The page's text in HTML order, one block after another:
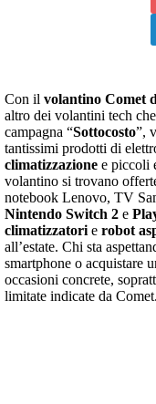
Con il volantino Comet
altro dei volantini tech
campagna “Sottocosto”,
tantissimi prodotti di
climatizzazione e piccoli
volantino si trovano
notebook Lenovo, TV
Nintendo Switch 2 e
climatizzatori e robot
all’estate. Chi sta
smartphone o acquistare
occasioni concrete,
limitate indicate da Comet.